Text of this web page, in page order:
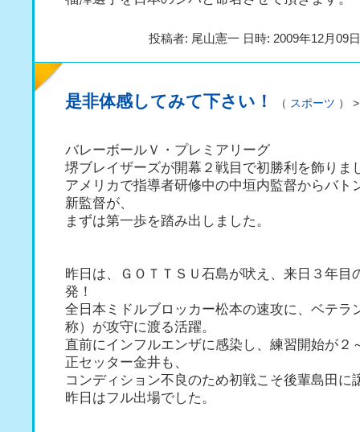
投稿者: 尾山憲一 日時: 2009年12月09
是非体感してみて下さい！ （ スポーツ ）
バレーボールＶ・プレミアリーグ
堺ブレイザーズが開幕２戦目で初勝利を飾りま
アメリカで指導者研修中の中垣内監督からバト
新監督が、
まずは第一歩を踏み出しました。
昨日は、ＧＯＴＴＳＵ石島が吠え、来日３年目
発！
全日本ミドルブロッカー松本の速攻に、ベテ
称）が攻守に渡る活躍。
直前にインフルエンザに感染し、練習開始が２
正セッター金井も、
コンディション不良のため初戦こそ後輩島田に
昨日はフル出場でした。